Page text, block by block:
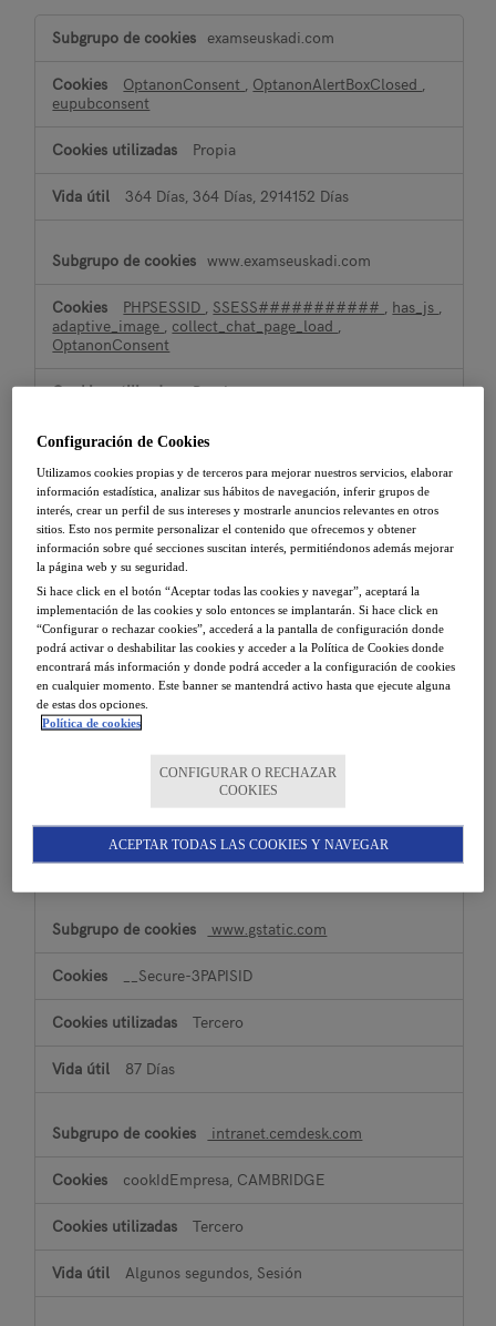
estrictamente
examseuskadi.com
OptanonConsent , OptanonAlertBoxClosed ,
eupubconsent
Propia
364 Días, 364 Días, 2914152 Días
www.examseuskadi.com
PHPSESSID , SSESS########### , has_js ,
adaptive_image , collect_chat_page_load ,
OptanonConsent
Propia
Sesión, 23 Días, Sesión, Sesión, 29 Días,
collectcdn.com
collect_chat_page_load
Tercero
29 Días
SSESS###########, DRUPAL_UID
23 Días, 23 Días
www.gstatic.com
__Secure-3PAPISID
Tercero
87 Días
intranet.cemdesk.com
cookIdEmpresa, CAMBRIDGE
Tercero
Algunos segundos, Sesión
Configuración de Cookies
Utilizamos cookies propias y de terceros para mejorar nuestros servicios, elaborar
información estadística, analizar sus hábitos de navegación, inferir grupos de
interés, crear un perfil de sus intereses y mostrarle anuncios relevantes en otros
sitios. Esto nos permite personalizar el contenido que ofrecemos y obtener
información sobre qué secciones suscitan interés, permitiéndonos además mejorar
la página web y su seguridad.
Si hace click en el botón “Aceptar todas las cookies y navegar”, aceptará la
implementación de las cookies y solo entonces se implantarán. Si hace click en
“Configurar o rechazar cookies”, accederá a la pantalla de configuración donde
podrá activar o deshabilitar las cookies y acceder a la Política de Cookies donde
encontrará más información y donde podrá acceder a la configuración de cookies
en cualquier momento. Este banner se mantendrá activo hasta que ejecute alguna
de estas dos opciones.
Política de cookies
CONFIGURAR O RECHAZAR
COOKIES
ACEPTAR TODAS LAS COOKIES Y NAVEGAR